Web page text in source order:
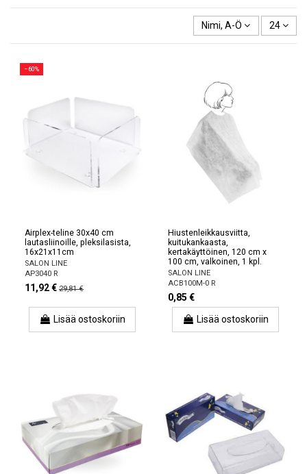
Nimi, A-Ö 24
−60%
Airplex-teline 30x40 cm
lautasliinoille, pleksilasista,
16x21x11cm
SALON LINE
AP3040 R
11,92 € 29,81 €
Lisää ostoskoriin
Hiustenleikkausviitta,
kuitukankaasta,
kertakäyttöinen, 120 cm x
100 cm, valkoinen, 1 kpl.
SALON LINE
ACB100M-0 R
0,85 €
Lisää ostoskoriin